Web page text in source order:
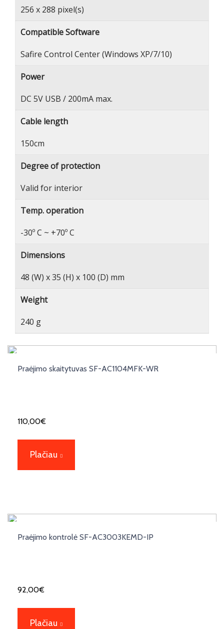
256 x 288 pixel(s)
Compatible Software
Safire Control Center (Windows XP/7/10)
Power
DC 5V USB / 200mA max.
Cable length
150cm
Degree of protection
Valid for interior
Temp. operation
-30º C ~ +70º C
Dimensions
48 (W) x 35 (H) x 100 (D) mm
Weight
240 g
Praėjimo skaitytuvas SF-AC1104MFK-WR
110,00€
Plačiau
Praėjimo kontrolė SF-AC3003KEMD-IP
92,00€
Plačiau